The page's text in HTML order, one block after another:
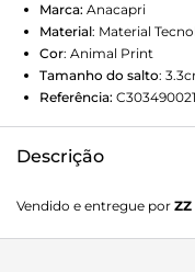
Marca: Anacapri
Material: Material
Cor: Animal Print
Tamanho do salto:
Referência:
Descrição
bloco e bico redondo,
e tira marrom, com
Vendido e entregue por ZZ